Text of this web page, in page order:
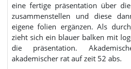
eine fertige präsentation über
zusammenstellen und diese
eigene folien ergänzen. Als
zieht sich ein blauer balken mit
die präsentation.
akademischer rat auf zeit 52 abs.